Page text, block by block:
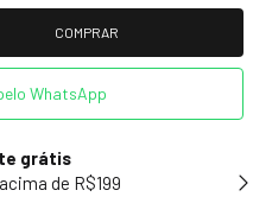
WhatsApp
grátis
de R$199